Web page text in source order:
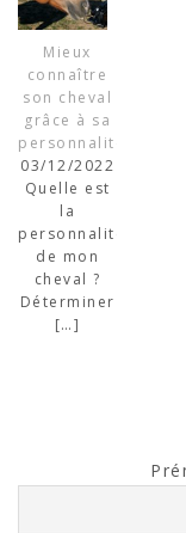
Mieux
connaître
son cheval
grâce à sa
personnalité
03/12/2022
Quelle est
la
personnalité
de mon
cheval ?
Déterminer
[…]